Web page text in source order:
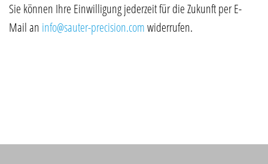
Sie können Ihre Einwilligung jederzeit für die Zukunft per E-
Mail an info@sauter-precision.comwiderrufen.